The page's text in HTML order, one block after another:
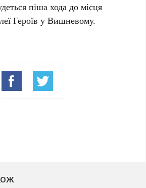
піша хода до місця
Героїв уВишневому.